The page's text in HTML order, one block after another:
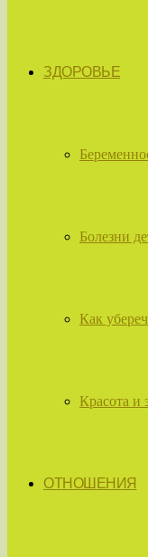
ЗДОРОВЬЕ
Болезни
Как
Красота и
ОТНОШЕНИЯ